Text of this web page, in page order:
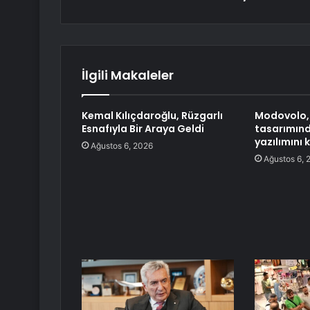
İlgili Makaleler
Kemal Kılıçdaroğlu, Rüzgarlı
Esnafıyla Bir Araya Geldi
Ağustos 6, 2026
yazılımını
Ağustos 6,